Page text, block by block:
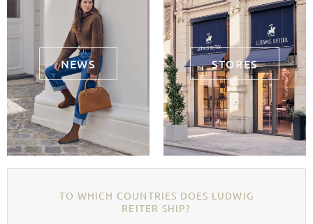
NEWS STORES
TO WHICH COUNTRIES DOES LUDWIG
REITER SHIP?